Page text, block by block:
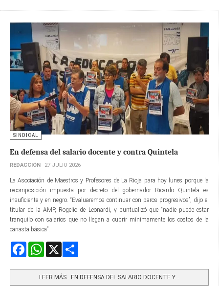
SINDICAL
En defensa del salario docente y contra Quintela
REDACCIÓN 27 JULIO 2026
La Asociación de Maestros y Profesores de La Rioja para hoy lunes porque la
recomposición impuesta por decreto del gobernador Ricardo Quintela es
insuficiente y en negro. “Evaluaremos continuar con paros progresivos”, dijo el
titular de la AMP, Rogelio de Leonardi, y puntualizó que “nadie puede estar
tranquilo con salarios que no llegan a cubrir mínimamente los costos de la
canasta básica”.
FacebookWhatsApp
LEER MÁS…EN DEFENSA DEL SALARIO DOCENTE Y...